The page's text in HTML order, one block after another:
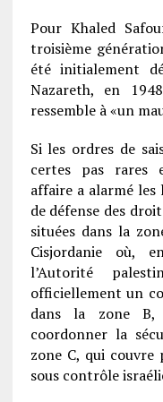
Pour Khaled
troisième
été initialement
Nazareth, en
ressemble à «un
Si les ordres de
certes pas rares
affaire a alarmé les
de défense des
situées dans la
Cisjordanie où,
l’Autorité
officiellement un
dans la zone B,
coordonner la
zone C, qui
sous contrôle